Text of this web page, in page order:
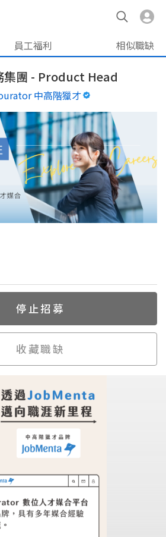
員工福利 相似職缺
集團 - Product Head
中高階獵才
停止招募
收藏職缺